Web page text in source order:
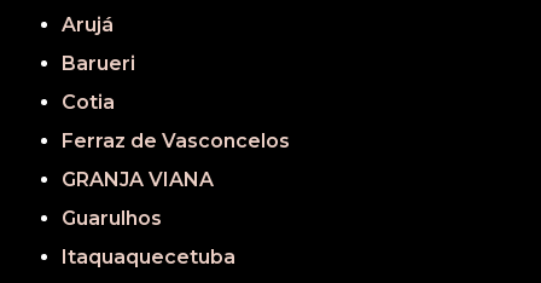
Arujá
Barueri
Cotia
Ferraz de Vasconcelos
GRANJA VIANA
Guarulhos
Itaquaquecetuba